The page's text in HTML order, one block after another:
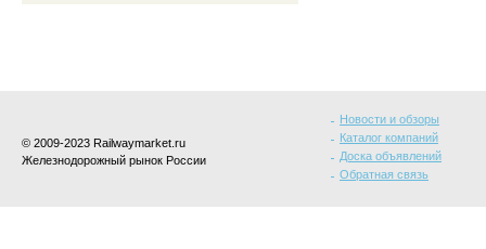
© 2009-2023 Railwaymarket.ru
Железнодорожный рынок России
Новости и обзоры
Каталог компаний
Доска объявлений
Обратная связь